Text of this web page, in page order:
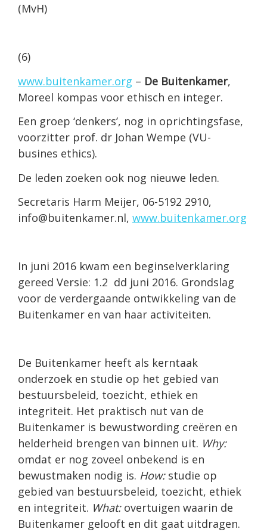
(MvH)
(6)
www.buitenkamer.org – De Buitenkamer,
Moreel kompas voor ethisch en integer.
Een groep ‘denkers’, nog in oprichtingsfase,
voorzitter prof. dr Johan Wempe (VU-
busines ethics).
De leden zoeken ook nog nieuwe leden.
Secretaris Harm Meijer, 06-5192 2910,
info@buitenkamer.nl, www.buitenkamer.org
In juni 2016 kwam een beginselverklaring
gereed Versie: 1.2 dd juni 2016. Grondslag
voor de verdergaande ontwikkeling van de
Buitenkamer en van haar activiteiten.
De Buitenkamer heeft als kerntaak
onderzoek en studie op het gebied van
bestuursbeleid, toezicht, ethiek en
integriteit. Het praktisch nut van de
Buitenkamer is bewustwording creëren en
helderheid brengen van binnen uit. Why:
omdat er nog zoveel onbekend is en
bewustmaken nodig is. How:studie op
gebied van bestuursbeleid, toezicht, ethiek
en integriteit. What:overtuigen waarin de
Buitenkamer gelooft en dit gaat uitdragen.